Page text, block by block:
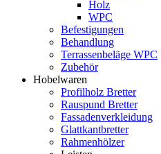
Holz
WPC
Befestigungen
Behandlung
Terrassenbeläge WPC
Zubehör
Hobelwaren
Profilholz Bretter
Rauspund Bretter
Fassadenverkleidung
Glattkantbretter
Rahmenhölzer